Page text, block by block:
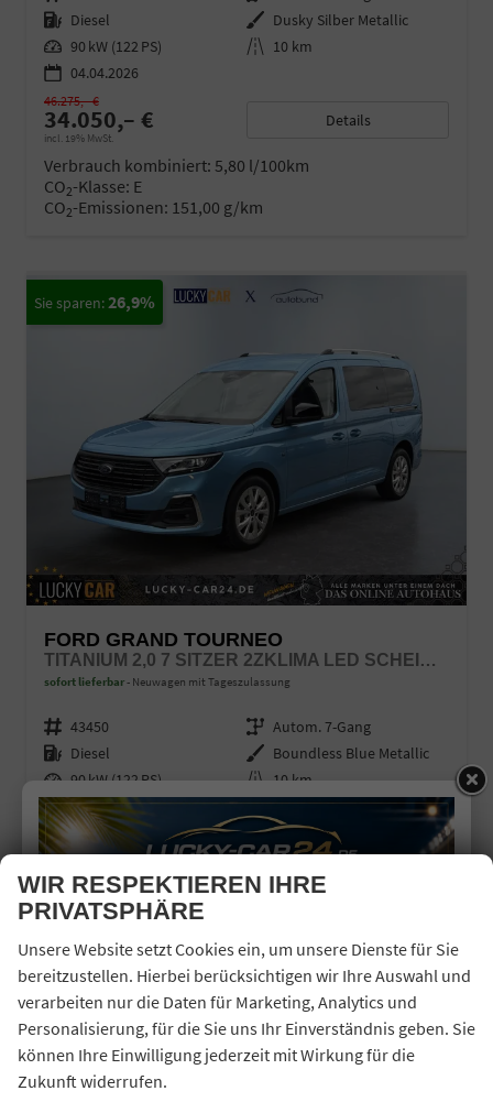
Kraftstoff Diesel Außenfarbe Dusky Silber Metallic
Leistung 90 kW (122 PS) Kilometerstand 10 km
04.04.2026
34.050,– €
incl. 19% MwSt.
46.275,– €
Details
Verbrauch kombiniert: 5,80 l/100km
CO2-Klasse: E
CO2-Emissionen: 151,00 g/km
26,9%
FORD GRAND TOURNEO
TITANIUM 2,0 7 SITZER 2ZKLIMA LED SCHEINWERFER ANHÄNGERKUPPLUNG SITZHEIZUNG EINPARKHILFE KAMERA 17 ZOLL LEICHTMETALL ACC
sofort lieferbar Neuwagen mit Tageszulassung
Fahrzeugnr. 43450 Getriebe Autom. 7-Gang
Kraftstoff Diesel Außenfarbe Boundless Blue Metallic
Leistung 90 kW (122 PS) Kilometerstand
10 km
10.03.2026
36.000,– €
49.275,– €
Details
Verbrauch kombiniert:5,80 l/100km
CO2 -Klasse:E
2 -Emissionen: 151,00 g/km
26,9%
WIR RESPEKTIEREN IHRE
PRIVATSPHÄRE
Unsere Website setzt Cookies ein, um unsere Dienste für Sie
bereitzustellen. Hierbei berücksichtigen wir Ihre Auswahl und
verarbeiten nur die Daten für Marketing, Analytics und
Personalisierung, für die Sie uns Ihr Einverständnis geben. Sie
können Ihre Einwilligung jederzeit mit Wirkung für die
Zukunft widerrufen.